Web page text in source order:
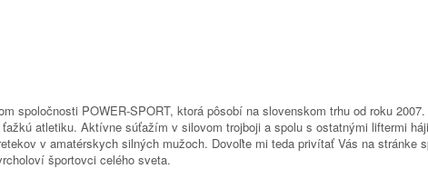
spoločnosti POWER-SPORT, ktorá pôsobí na slovenskom trhu od roku
atletiku. Aktívne súťažím v silovom trojboji a spolu s ostatnými liftermi
v amatérskych silných mužoch. Dovoľte mi teda privítať Vás na stránke
športovci celého sveta.